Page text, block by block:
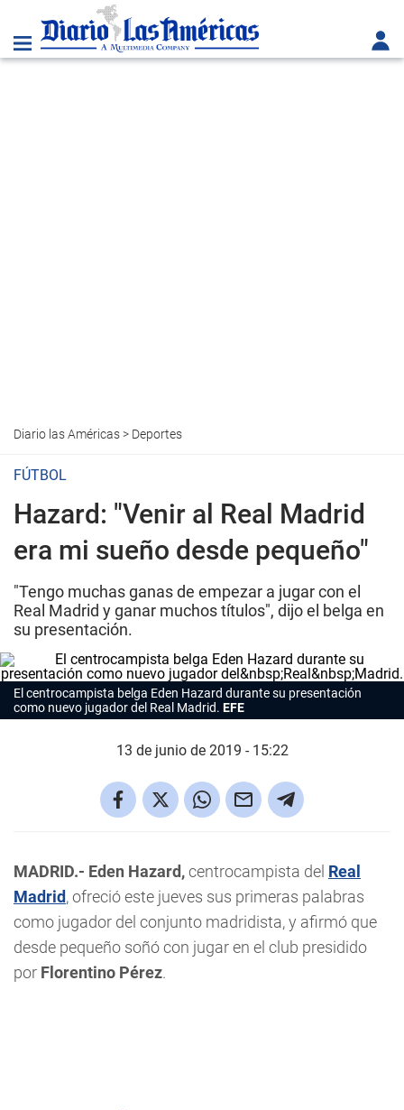
Diario las Américas> Deportes
FÚTBOL
Hazard: "Venir al Real Madrid
era mi sueño desde pequeño"
"Tengo muchas ganas de empezar a jugar con el
Real Madrid y ganar muchos títulos", dijo el belga en
su presentación.
El centrocampista belga Eden Hazard durante su presentación
como nuevo jugador del Real Madrid. EFE
13 de junio de 2019 - 15:22
MADRID.- Eden Hazard,centrocampista del Real
Madrid, ofreció este jueves sus primeras palabras
como jugador del conjunto madridista, y afirmó que
desde pequeño soñó con jugar en el club presidido
por Florentino Pérez.